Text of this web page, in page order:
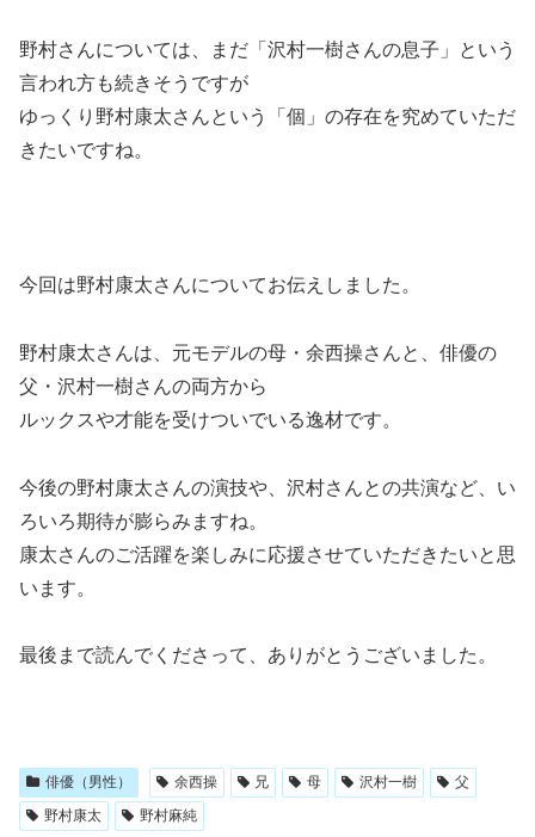
野村さんについては、まだ「沢村一樹さんの息子」という
言われ方も続きそうですが
ゆっくり野村康太さんという「個」の存在を究めていただ
きたいですね。
今回は野村康太さんについてお伝えしました。
野村康太さんは、元モデルの母・余西操さんと、俳優の
父・沢村一樹さんの両方から
ルックスや才能を受けついでいる逸材です。
今後の野村康太さんの演技や、沢村さんとの共演など、い
ろいろ期待が膨らみますね。
康太さんのご活躍を楽しみに応援させていただきたいと思
います。
最後まで読んでくださって、ありがとうございました。
俳優（男性） 余西操 兄 母 沢村一樹
父
野村康太
野村麻純